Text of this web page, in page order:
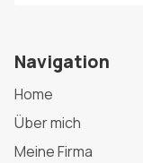
Navigation
Home
Über mich
Meine Firma